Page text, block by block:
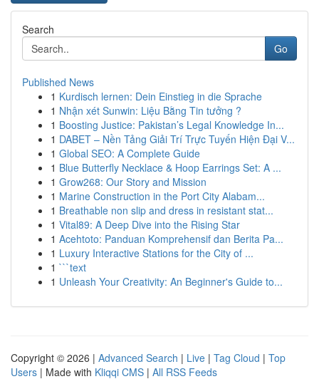
Search
Go
Published News
1 Kurdisch lernen: Dein Einstieg in die Sprache
1 Nhận xét Sunwin: Liệu Bằng Tin tưởng ?
1 Boosting Justice: Pakistan’s Legal Knowledge In...
1 DABET – Nền Tảng Giải Trí Trực Tuyến Hiện Đại V...
1 Global SEO: A Complete Guide
1 Blue Butterfly Necklace & Hoop Earrings Set: A ...
1 Grow268: Our Story and Mission
1 Marine Construction in the Port City Alabam...
1 Breathable non slip and dress in resistant stat...
1 Vital89: A Deep Dive into the Rising Star
1 Acehtoto: Panduan Komprehensif dan Berita Pa...
1 Luxury Interactive Stations for the City of ...
1 ```text
1 Unleash Your Creativity: An Beginner's Guide to...
Copyright © 2026 | Advanced Search | Live | Tag Cloud | Top
Users | Made with Kliqqi CMS | All RSS Feeds